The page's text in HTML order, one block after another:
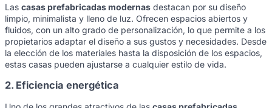
Las casas prefabricadas modernas destacan por su diseño
limpio, minimalista y lleno de luz. Ofrecen espacios abiertos y
fluidos, con un alto grado de personalización, lo que permite a los
propietarios adaptar el diseño a sus gustos y necesidades. Desde
la elección de los materiales hasta la disposición de los espacios,
estas casas pueden ajustarse a cualquier estilo de vida.
2. Eficiencia energética